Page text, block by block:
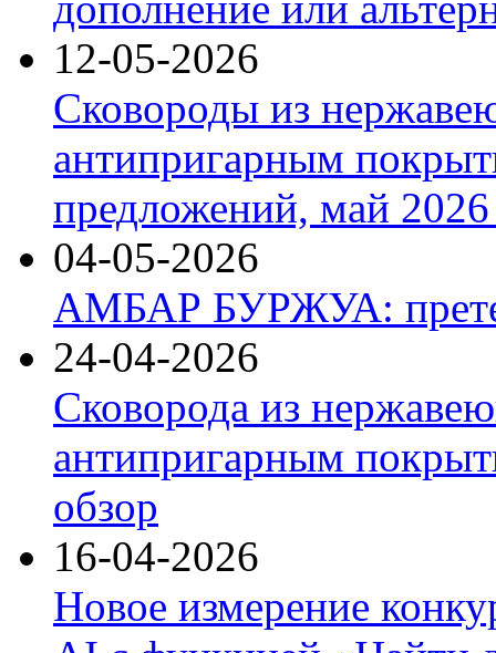
12-05-2026
Сковороды из
антипригарным
предложений, май 2026
04-05-2026
АМБАР БУРЖУА:
24-04-2026
Сковорода из
антипригарным
обзор
16-04-2026
Новое измерение